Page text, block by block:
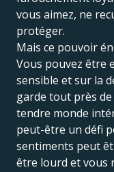
vous aimez, ne
protéger.
Mais ce pouvoir
Vous pouvez être
sensible et sur la
garde tout près
tendre monde
peut-être un défi
sentiments peut
être lourd et vous